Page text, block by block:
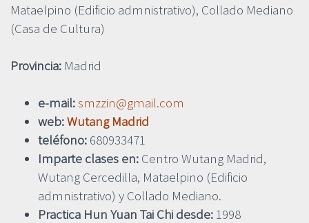
Mataelpino (Edificio admnistrativo), Collado Mediano
(Casa de Cultura)
Provincia: Madrid
e-mail:smzzin@gmail.com
web:Wutang Madrid
teléfono: 680933471
Imparte clases en: Centro Wutang Madrid,
Wutang Cercedilla, Mataelpino (Edificio
admnistrativo) y Collado Mediano.
Practica Hun Yuan Tai Chi desde: 1998